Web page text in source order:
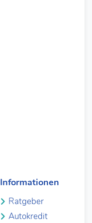
Informationen
Ratgeber
Autokredit